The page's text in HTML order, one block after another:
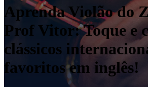
Aprenda Violão do
Prof Vitor: Toque e
clássicos
favoritos em inglês!